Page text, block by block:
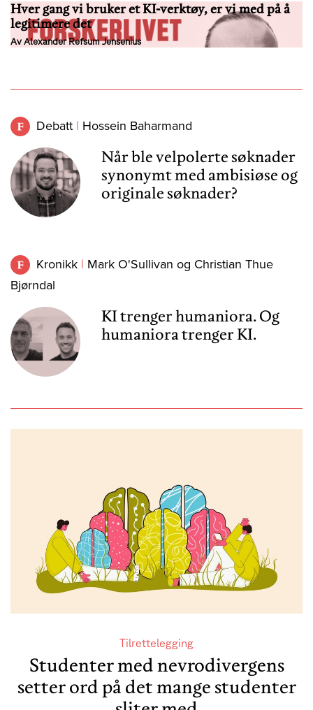
Hver gang vi bruker et KI-verktøy, er vi med på å
legitimere det
Av Alexander Refsum Jensenius
Debatt Hossein Baharmand
Når ble velpolerte søknader
synonymt med ambisiøse og
originale søknader?
Kronikk Mark O'Sullivan og Christian Thue
Bjørndal
KI trenger humaniora. Og
humaniora trenger KI.
Tilrettelegging
Studenter med nevrodivergens
setter ord på det mange studenter